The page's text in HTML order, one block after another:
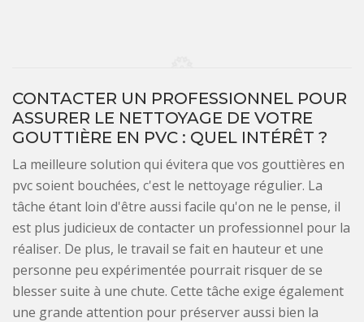
CONTACTER UN PROFESSIONNEL POUR
ASSURER LE NETTOYAGE DE VOTRE
GOUTTIÈRE EN PVC : QUEL INTÉRÊT ?
La meilleure solution qui évitera que vos gouttières en
pvc soient bouchées, c'est le nettoyage régulier. La
tâche étant loin d'être aussi facile qu'on ne le pense, il
est plus judicieux de contacter un professionnel pour la
réaliser. De plus, le travail se fait en hauteur et une
personne peu expérimentée pourrait risquer de se
blesser suite à une chute. Cette tâche exige également
une grande attention pour préserver aussi bien la